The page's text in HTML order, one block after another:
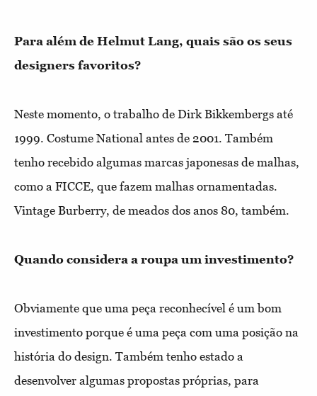
Para além de Helmut Lang, quais são os seus
designers favoritos?
Neste momento, o trabalho de Dirk Bikkembergs até
1999. Costume National antes de 2001. Também
tenho recebido algumas marcas japonesas de malhas,
como a FICCE, que fazem malhas ornamentadas.
Vintage Burberry, de meados dos anos 80, também.
Quando considera a roupa um investimento?
Obviamente que uma peça reconhecível é um bom
investimento porque é uma peça com uma posição na
história do design. Também tenho estado a
desenvolver algumas propostas próprias, para